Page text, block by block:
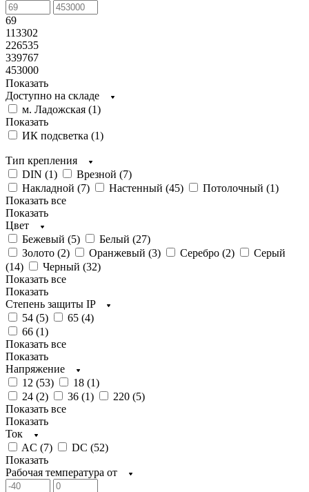
69
113302
226535
339767
453000
Показать
Доступно на складе
м. Ладожская (1)
Показать
ИК подсветка (1)
Тип крепления
DIN (1) Врезной (7)
Накладной (7) Настенный (45) Потолочный (1)
Показать все
Показать
Цвет
Бежевый (5) Белый (27)
Золото (2) Оранжевый (3) Серебро (2)
Серый
(14) Черный (32)
Показать все
Показать
Степень защиты IP
54 (5) 65 (4)
66 (1)
Показать все
Показать
Напряжение
12 (53) 18 (1)
24 (2) 36 (1) 220 (5)
Показать все
Показать
Ток
AC (7) DC (52)
Показать
Рабочая температура от